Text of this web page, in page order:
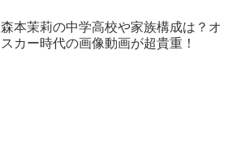
森本茉莉の中学高校や家族構成は？オ
スカー時代の画像動画が超貴重！